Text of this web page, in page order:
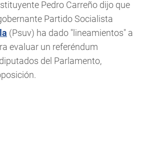
Pedro Carreño dijo que
Partido Socialista
(Psuv) ha dado "lineamientos" a
evaluar un referéndum
del Parlamento,